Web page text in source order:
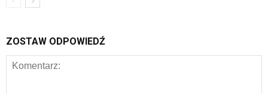
ZOSTAW ODPOWIEDŹ